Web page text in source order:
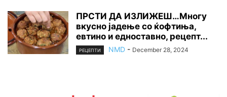
ПРСТИ ДА ИЗЛИЖЕШ…Многу
вкусно јадење со ќофтиња,
евтино и едноставно, рецепт...
РЕЦЕПТИ NMD - December 28, 2024